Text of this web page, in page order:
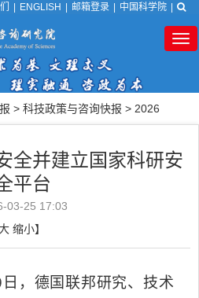
ENGLISH 邮箱登录 中国科学院
> 科技政策与咨询快报 > 2026
全并建立国家科研安
平台
03-25 17:03
缩小】
日，德国联邦研究、技术